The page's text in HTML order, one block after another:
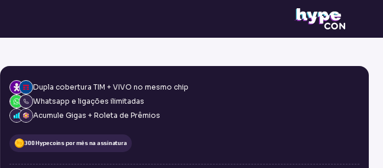
Dupla cobertura TIM + VIVO no mesmo chip
Whatsapp e ligações ilimitadas
Acumule Gigas + Roleta de Prêmios
300 Hypecoins por mês na assinatura